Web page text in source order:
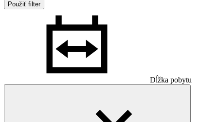
Použiť filter
Dĺžka pobytu